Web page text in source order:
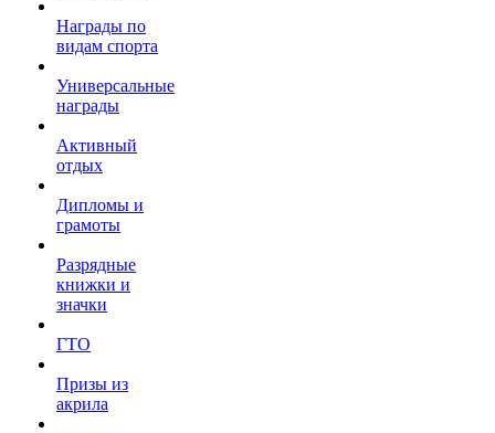
Награды по
видам спорта
Универсальные
награды
Активный
отдых
Дипломы и
грамоты
Разрядные
книжки и
значки
ГТО
Призы из
акрила